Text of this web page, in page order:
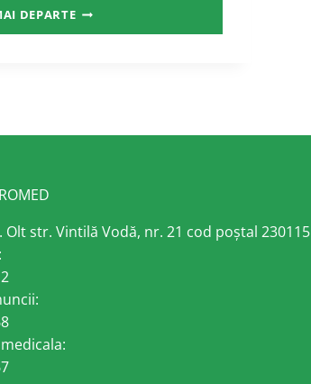
DEPARTEANTICORPI
Olt str. Vintilă Vodă, nr. 21 cod poștal 230115